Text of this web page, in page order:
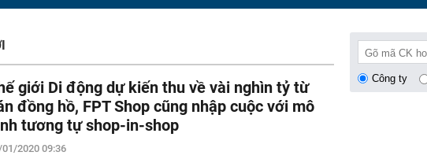
giam nguyên Trưởng Ban quản lý chung cư Ngô Anh
Vâu
ra mắt xe tay côn cổ điển 150 cc giá 30 triệu đồng
X và Yamaha Exciter
đầu tiên có ngành đạt điểm chuẩn tuyệt đối 30/30 năm
giới Di động dự kiến thu về vài nghìn tỷ từ
đồng hồ, FPT Shop cũng nhập cuộc với mô
tương tự shop-in-shop
2020 09:36
Công ty